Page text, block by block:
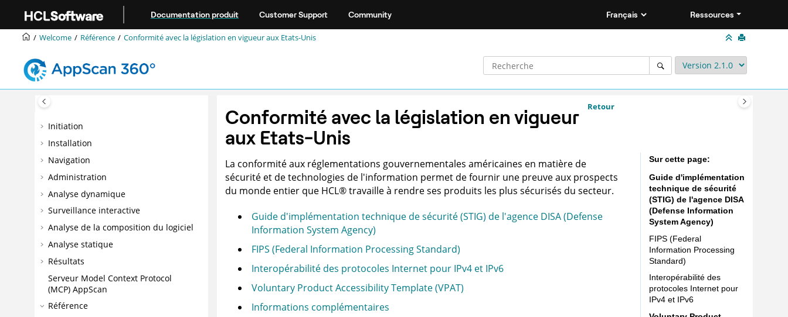
Documentation produit Customer Support Community Ressources
Welcome Référence Conformité avec la législation en vigueur aux Etats-Unis
Initiation
Installation
Navigation
Administration
Analyse dynamique
Surveillance interactive
Analyse de la composition du logiciel
Analyse statique
Résultats
Serveur Model Context Protocol
(MCP) AppScan
Référence
Retour
Conformité avec la législation en vigueur
aux Etats-Unis
La conformité aux réglementations gouvernementales américaines en matière de
sécurité et de technologies de l'information permet de fournir une preuve aux prospects
du monde entier que HCL®travaille à rendre ses produits les plus sécurisés du secteur.
Guide d'implémentation technique de sécurité (STIG) de l'agence DISA (Defense
Information System Agency)
FIPS (Federal Information Processing Standard)
Interopérabilité des protocoles Internet pour IPv4 et IPv6
Voluntary Product Accessibility Template (VPAT)
Informations complémentaires
Sur cette page
Guide d'implémentation
technique de sécurité
(STIG) de l'agence DISA
(Defense Information
System Agency)
FIPS (Federal
Information Processing
Standard)
Interopérabilité des
protocoles Internet pour
IPv4 et IPv6